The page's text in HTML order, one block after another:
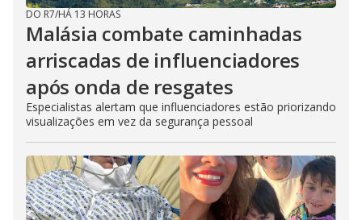
DO R7/HÁ 13 HORAS
Malásia combate caminhadas
arriscadas de influenciadores
após onda de resgates
Especialistas alertam que influenciadores estão priorizando
visualizações em vez da segurança pessoal